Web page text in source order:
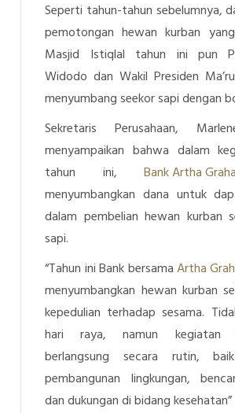
Seperti tahun-tahun sebelumnya,
pemotongan hewan kurban
Masjid Istiqlal tahun ini pun
Widodo dan Wakil Presiden
menyumbang seekor sapi dengan
Sekretaris Perusahaan,
menyampaikan bahwa dalam
tahun ini, Bank Artha
menyumbangkan dana untuk
dalam pembelian hewan kurban
sapi.
“Tahun ini Bank bersamaArtha
menyumbangkan hewan kurban
kepedulian terhadap sesama.
hari raya, namun kegiatan
berlangsung secara rutin,
pembangunan lingkungan,
dan dukungan di bidang